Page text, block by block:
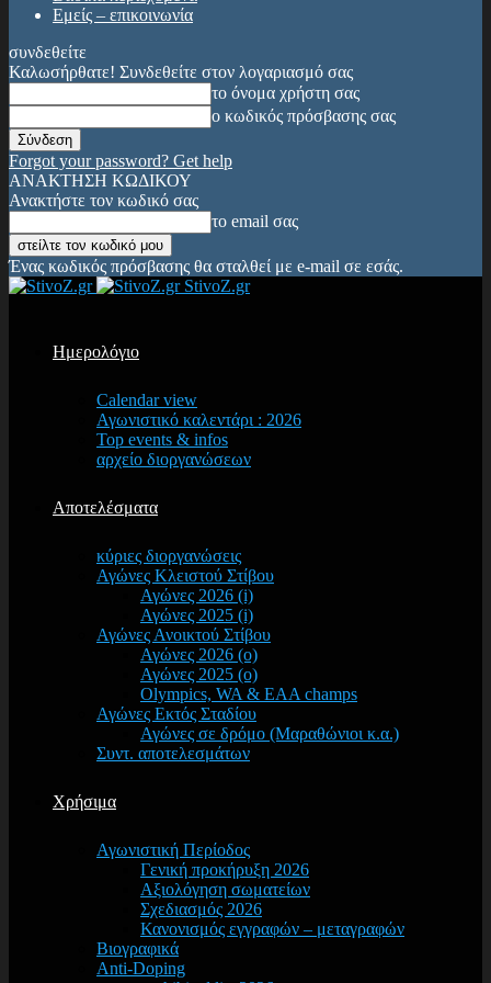
Εμείς – επικοινωνία
συνδεθείτε
Καλωσήρθατε! Συνδεθείτε στον λογαριασμό σας
το όνομα χρήστη σας
ο κωδικός πρόσβασης σας
Forgot your password? Get help
ΑΝΑΚΤΗΣΗ ΚΩΔΙΚΟΥ
Ανακτήστε τον κωδικό σας
το email σας
Ένας κωδικός πρόσβασης θα σταλθεί με e-mail σε εσάς.
StivoZ.gr
Ημερολόγιο
Calendar view
Αγωνιστικό καλεντάρι : 2026
Top events & infos
αρχείο διοργανώσεων
Αποτελέσματα
κύριες διοργανώσεις
Αγώνες Κλειστού Στίβου
Αγώνες 2026 (i)
Αγώνες 2025 (i)
Αγώνες Ανοικτού Στίβου
Αγώνες 2026 (o)
Αγώνες 2025 (o)
Olympics, WA & EAA champs
Αγώνες Εκτός Σταδίου
Αγώνες σε δρόμο (Μαραθώνιοι κ.α.)
Συντ. αποτελεσμάτων
Χρήσιμα
Αγωνιστική Περίοδος
Γενική προκήρυξη 2026
Αξιολόγηση σωματείων
Σχεδιασμός 2026
Κανονισμός εγγραφών – μεταγραφών
Βιογραφικά
Anti-Doping